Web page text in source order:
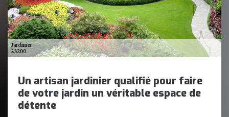
Un artisan jardinier qualifié pour faire
de votre jardin un véritable espace de
détente